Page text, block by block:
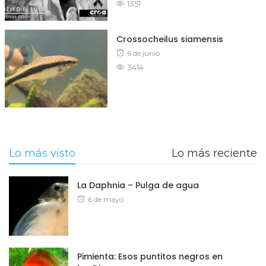
on
1351
Crossocheilus siamensis
Posted
on
6 de junio
3414
Lo más visto Lo más reciente
La Daphnia – Pulga de agua
Posted
6 de mayo
Pimienta: Esos puntitos negros en